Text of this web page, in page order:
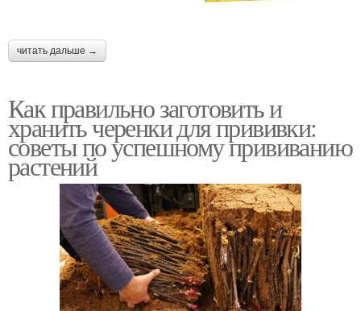
читать дальше →
Как правильно заготовить и
хранить черенки для прививки:
советы по успешному прививанию
растений